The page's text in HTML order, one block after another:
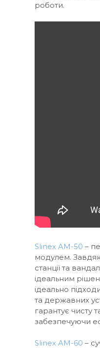
роботи.
Slinex AM-50 –
модулем.
станції та
ідеальним
ідеально
та державних
гарантує чисту
забезпечуючи
Slinex AM-60 –